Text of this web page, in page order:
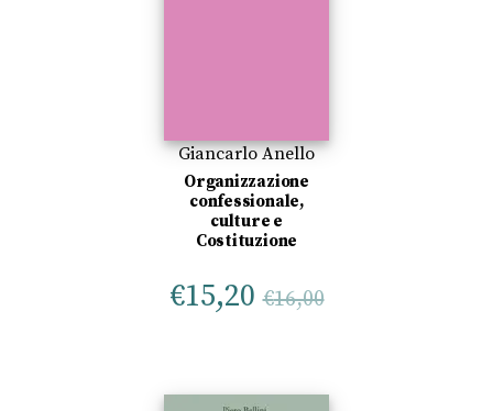
Giancarlo Anello
Organizzazione
confessionale,
culture e
Costituzione
€15,20 €16,00